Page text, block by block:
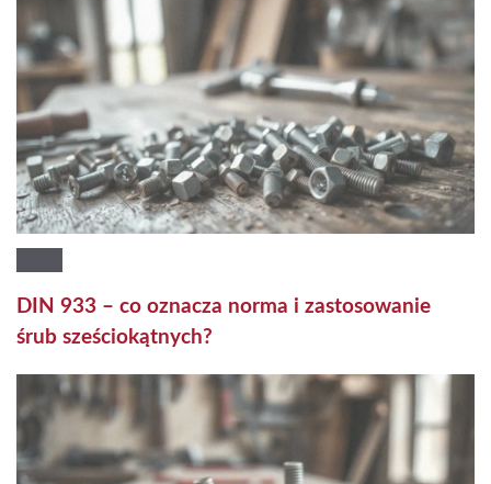
DIN 933 – co oznacza norma i zastosowanie
śrub sześciokątnych?